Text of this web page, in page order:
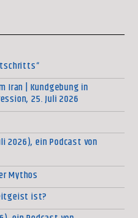
Iran | Kundgebung in
25. Juli 2026
2026), ein Podcast von
Mythos
ist?